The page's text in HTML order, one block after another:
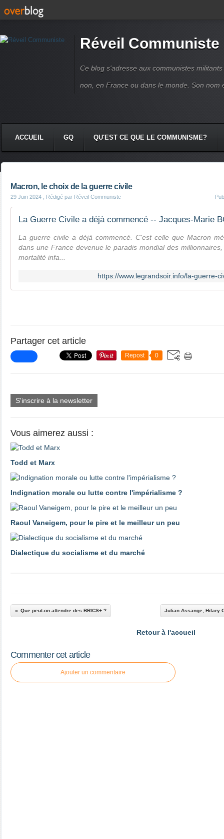
Réveil Communiste
Ce blog s'adresse aux communistes
non, en France ou dans le monde. Son nom
ACCUEIL GQ QU'EST CE QUE LE COMMUNISME?
Macron, le choix de la guerre civile
29 Juin 2024 , Rédigé par Réveil Communiste
La Guerre Civile a déjà commencé -- Jacques-Marie
La guerre civile a déjà commencé. C'est celle que Macron
dans une France devenue le paradis mondial des
mortalité infa...
https://www.legrandsoir.info/la-guerre-
Partager cet article
Repost 0
S'inscrire à la newsletter
Vous aimerez aussi :
Todd et Marx
Indignation morale ou lutte contre l'impérialisme ?
Raoul Vaneigem, pour le pire et le meilleur un peu
Dialectique du socialisme et du marché
Que peut-on attendre des BRICS+ ? Julian Assange, Hilary
Retour à l'accueil
Commenter cet article
Ajouter un commentaire